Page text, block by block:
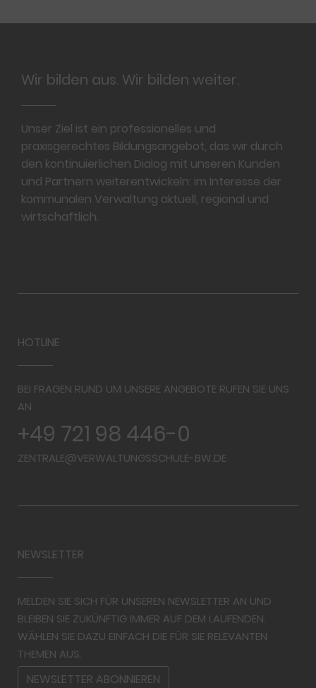
Wir bilden aus. Wir bilden weiter.
Unser Ziel ist ein professionelles und
praxisgerechtes Bildungsangebot, das wir durch
den kontinuierlichen Dialog mit unseren Kunden
und Partnern weiterentwickeln: im Interesse der
kommunalen Verwaltung aktuell, regional und
wirtschaftlich.
HOTLINE
BEI FRAGEN RUND UM UNSERE ANGEBOTE RUFEN SIE UNS
AN
+49 721 98 446-0
ZENTRALE@VERWALTUNGSSCHULE-BW.DE
NEWSLETTER
MELDEN SIE SICH FÜR UNSEREN NEWSLETTER AN UND
BLEIBEN SIE ZUKÜNFTIG IMMER AUF DEM LAUFENDEN.
WÄHLEN SIE DAZU EINFACH DIE FÜR SIE RELEVANTEN
THEMEN AUS.
NEWSLETTER ABONNIEREN